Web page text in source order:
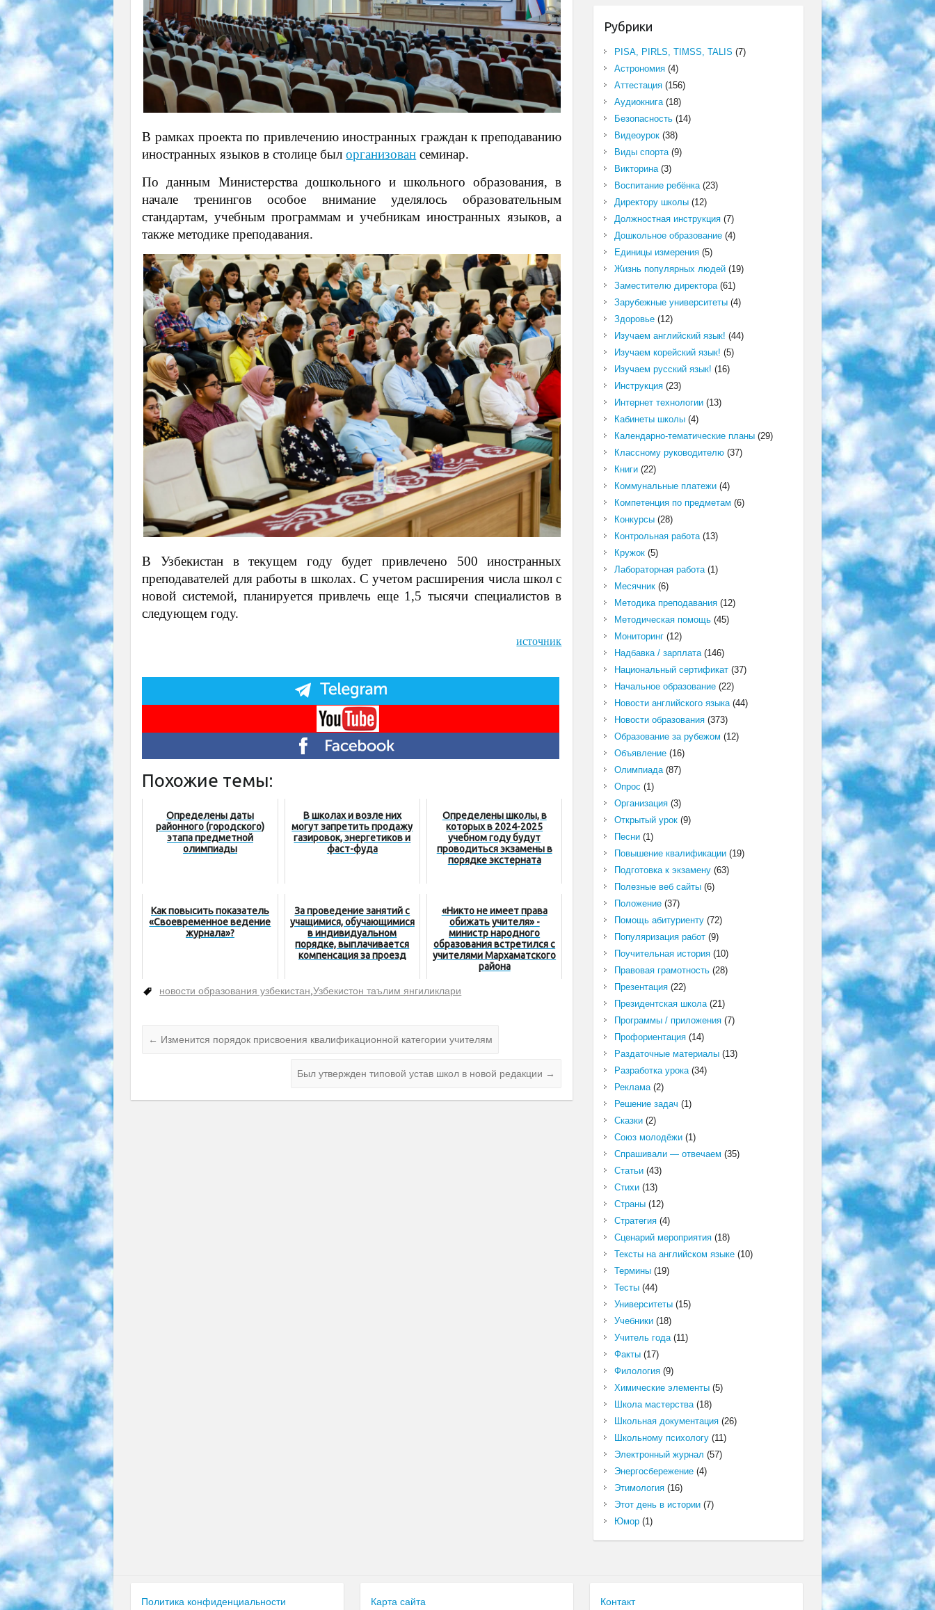
В рамках проекта по привлечению иностранных граждан к преподаванию
иностранных языков в столице былорганизован семинар.
По данным Министерства дошкольного и школьного образования, в
начале тренингов особое внимание уделялось образовательным
стандартам, учебным программам и учебникам иностранных языков, а
также методике преподавания.
В Узбекистан в текущем году будет привлечено 500 иностранных
преподавателей для работы в школах. С учетом расширения числа школ с
новой системой, планируется привлечь еще 1,5 тысячи специалистов в
следующем году.
источник
Похожие темы:
Определены даты
районного (городского)
этапа предметной
олимпиады
В школах и возле них
могут запретить продажу
газировок, энергетиков и
фаст-фуда
Определены школы, в
которых в 2024-2025
учебном году будут
проводиться экзамены в
порядке экстерната
Как повысить показатель
«Своевременное ведение
журнала»?
За проведение занятий с
учащимися, обучающимися
в индивидуальном
порядке, выплачивается
компенсация за проезд
«Никто не имеет права
обижать учителя» -
министр народного
образования встретился с
учителями Мархаматского
района
новости образования узбекистан,Узбекистон таълим янгиликлари
← Изменится порядок присвоения квалификационной категории учителям
Был утвержден типовой устав школ в новой редакции →
Рубрики
PISA, PIRLS, TIMSS, TALIS (7)
Астрономия(4)
Аттестация(156)
Аудиокнига(18)
Безопасность(14)
Видеоурок(38)
Виды спорта(9)
Викторина(3)
Воспитание ребёнка(23)
Директору школы(12)
Должностная инструкция(7)
Дошкольное образование(4)
Единицы измерения(5)
Жизнь популярных людей(19)
Заместителю директора(61)
Зарубежные университеты(4)
Здоровье(12)
Изучаем английский язык! (44)
Изучаем корейский язык! (5)
Изучаем русский язык! (16)
Инструкция(23)
Интернет технологии(13)
Кабинеты школы(4)
Календарно-тематические планы(29)
Классному руководителю(37)
Книги(22)
Коммунальные платежи(4)
Компетенция по предметам (6)
Конкурсы(28)
Контрольная работа(13)
Кружок(5)
Лабораторная работа(1)
Месячник(6)
Методика преподавания(12)
Методическая помощь(45)
Мониторинг(12)
Надбавка / зарплата(146)
Национальный сертификат(37)
Начальное образование(22)
Новости английского языка(44)
Новости образования(373)
Образование за рубежом (12)
Объявление(16)
Олимпиада(87)
Опрос (1)
Организация(3)
Открытый урок(9)
Песни(1)
Повышение квалификации(19)
Подготовка к экзамену(63)
Полезные веб сайты(6)
Положение(37)
Помощь абитуриенту(72)
Популяризация работ(9)
Поучительная история(10)
Правовая грамотность(28)
Презентация(22)
Президентская школа(21)
Программы / приложения(7)
Профориентация(14)
Раздаточные материалы(13)
Разработка урока(34)
Реклама(2)
Решение задач (1)
Сказки(2)
Союз молодёжи(1)
Спрашивали — отвечаем (35)
Статьи(43)
Стихи(13)
Страны(12)
Стратегия(4)
Сценарий мероприятия(18)
Тексты на английском языке(10)
Термины(19)
Тесты(44)
Университеты(15)
Учебники(18)
Учитель года(11)
Факты(17)
Филология(9)
Химические элементы(5)
Школа мастерства(18)
Школьная документация(26)
Школьному психологу(11)
Электронный журнал (57)
Энергосбережение(4)
Этимология(16)
Этот день в истории(7)
Юмор(1)
Политика конфиденциальности Карта сайта Контакт